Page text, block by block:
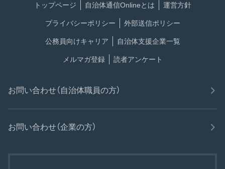
トップページ 自治体通信Onlineとは 運営方針
プライバシーポリシー 外部送信ポリシー
公務員向けキャリア 自治体支援企業一覧
メルマガ登録 読者アンケート
お問い合わせ（自治体職員の方）
お問い合わせ（企業の方）